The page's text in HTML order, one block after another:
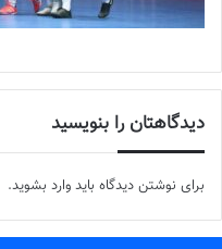
دیدگاهتان را بنویسید
برای نوشتن دیدگاه باید وارد بشوید.